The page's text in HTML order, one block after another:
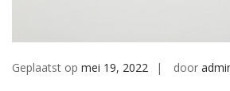
Geplaatst op mei 19, 2022 door